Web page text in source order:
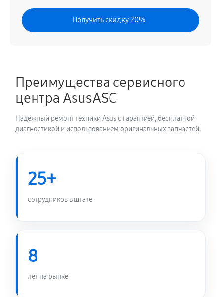
Получить скидку 20%
Преимущества сервисного
центра AsusASC
Надёжный ремонт техники Asus с гарантией, бесплатной
диагностикой и использованием оригинальных запчастей.
25+
сотрудников в штате
8
лет на рынке